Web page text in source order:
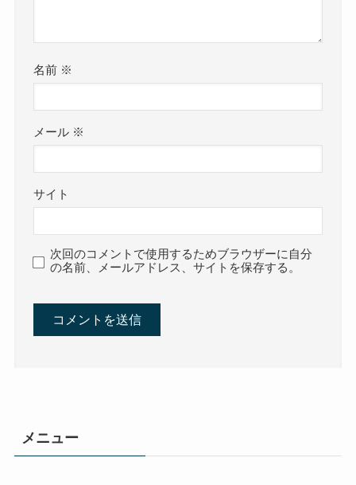
名前 ※
メール ※
サイト
次回のコメントで使用するためブラウザーに自分
の名前、メールアドレス、サイトを保存する。
メニュー